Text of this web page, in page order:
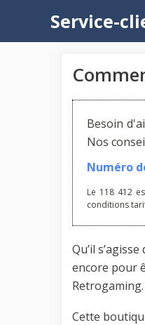
contenu
Service-
Besoin
Nos
Numéro
Le 118 412
conditions
Qu’il
encore pour
Retrogaming.
Cette